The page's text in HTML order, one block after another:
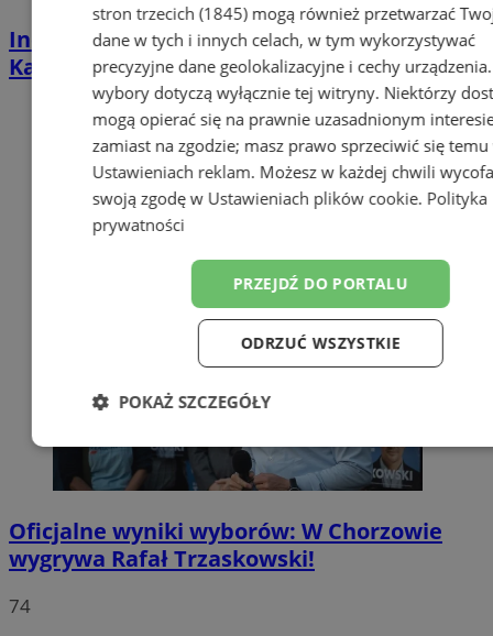
Industrialna podróż przez Chorzów i
Katowice. Nadchodzi HUTBANA 2026
Oficjalne wyniki wyborów: W Chorzowie
wygrywa Rafał Trzaskowski!
74
stron trzecich (1845)mogą również przetwarzać
dane w tych i innych celach, w tym wykorzystywać
precyzyjne dane geolokalizacyjne i cechy
wybory dotyczą wyłącznie tej witryny. Niektórzy
mogą opierać się na prawnie uzasadnionym
zamiast na zgodzie; masz prawo sprzeciwić się temu
Ustawieniach reklam. Możesz w każdej chwili
swoją zgodę w Ustawieniach plików cookie. Polityka
prywatności
PRZEJDŹ DO PORTALU
ODRZUĆ WSZYSTKIE
POKAŻ SZCZEGÓŁY
Niezbędne Wydajność
Funkcjonalność